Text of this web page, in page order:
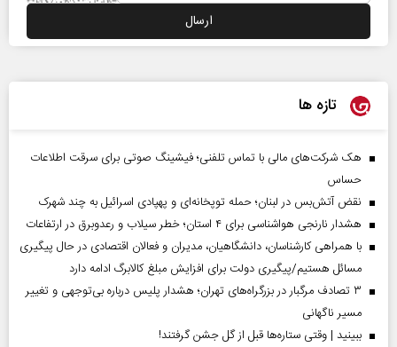
تازه ها
هک شرکت‌های مالی با تماس تلفنی؛ فیشینگ صوتی برای سرقت اطلاعات
حساس
نقض آتش‌بس در لبنان؛ حمله توپخانه‌ای و پهپادی اسرائیل به چند شهرک
هشدار نارنجی هواشناسی برای ۴ استان؛ خطر سیلاب و رعدوبرق در ارتفاعات
با همراهی کارشناسان، دانشگاهیان، مدیران و فعالان اقتصادی در حال پیگیری
مسائل هستیم/پیگیری دولت برای افزایش مبلغ کالابرگ ادامه دارد
۳ تصادف مرگبار در بزرگراه‌های تهران؛ هشدار پلیس درباره بی‌توجهی و تغییر
مسیر ناگهانی
ببینید | وقتی ستاره‌ها قبل از گل جشن گرفتند!